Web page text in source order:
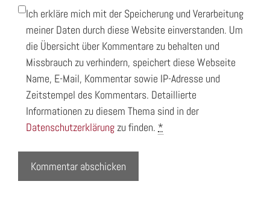
Ich erkläre mich mit der Speicherung und Verarbeitung
meiner Daten durch diese Website einverstanden. Um
die Übersicht über Kommentare zu behalten und
Missbrauch zu verhindern, speichert diese Webseite
Name, E-Mail, Kommentar sowie IP-Adresse und
Zeitstempel des Kommentars. Detaillierte
Informationen zu diesem Thema sind in der
Datenschutzerklärungzu finden. *